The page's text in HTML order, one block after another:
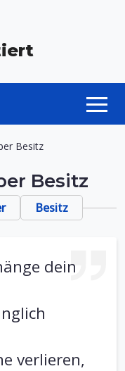
Besitz
Besitz
Besitz
dein
verlieren,